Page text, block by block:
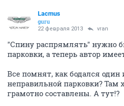
Lacmus
guru
22 февраля 2013 vran
"Спину распрямлять" нужно
парковки, а теперь автор
Все помнят, как бодался один
неправильной парковки?
грамотно составлены. А тут!?